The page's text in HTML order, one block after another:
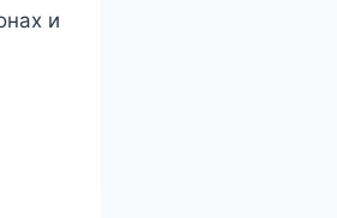
и